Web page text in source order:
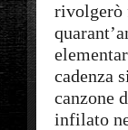
rivolgerò
cadenza
canzone
infilato